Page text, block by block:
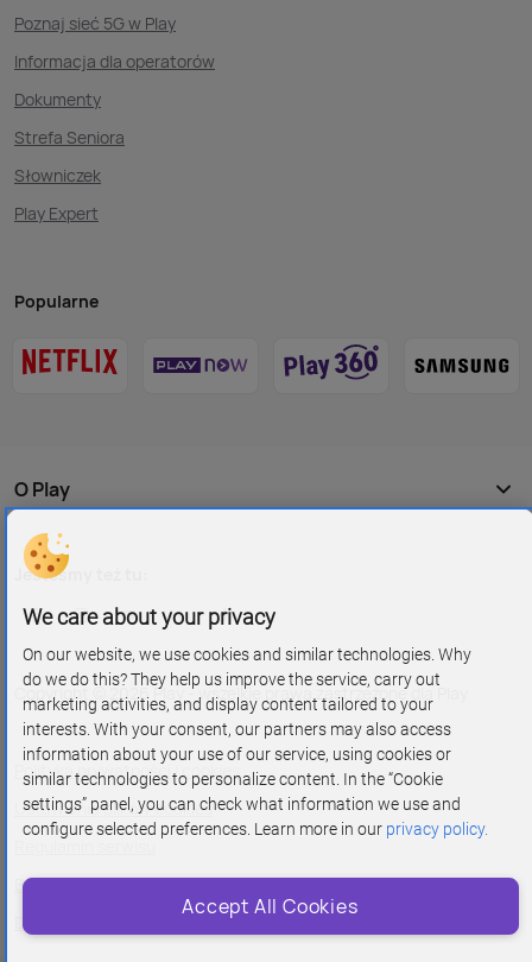
Poznaj sieć 5G w Play
Informacja dla operatorów
Dokumenty
Strefa Seniora
Słowniczek
Play Expert
Popularne
O Play
Jesteśmy też tu:
Copyright © 2026 Play - wszelkie prawa zastrzeżone dla Play
Polityka prywatności i cookies
Ustawienia plików cookies
Regulamin serwisu
Bezpieczeństwo danych
Dostępność
We care about your privacy
On our website, we use cookies and similar technologies. Why
do we do this? They help us improve the service, carry out
marketing activities, and display content tailored to your
interests. With your consent, our partners may also access
information about your use of our service, using cookies or
similar technologies to personalize content. In the “Cookie
settings” panel, you can check what information we use and
configure selected preferences. Learn more in our privacy policy.
Accept All Cookies